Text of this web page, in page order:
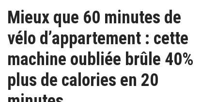
Mieux que 60 minutes de
vélo d’appartement : cette
machine oubliée brûle 40%
plus de calories en 20